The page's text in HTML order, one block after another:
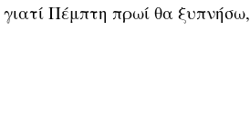
Πέμπτη πρωί θα ξυπνήσω,